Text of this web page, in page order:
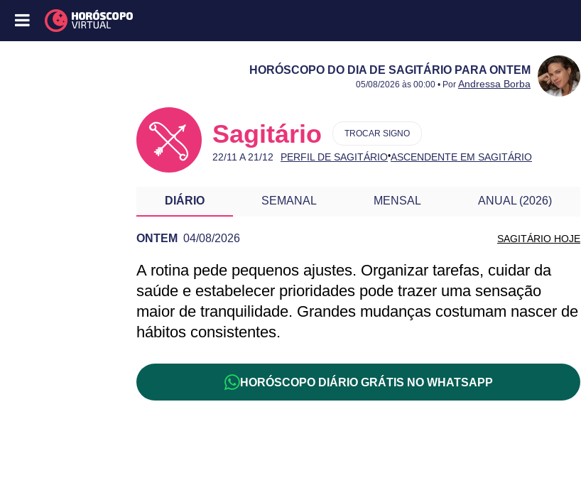
HORÓSCOPO DO DIA DE SAGITÁRIO PARA ONTEM
Publicado:
04/08/2026
Atualizado:
04/08/2026
05/08/2026 às 00:00 • Por Andressa Borba
Sagitário
22/11 A 21/12 PERFIL DE SAGITÁRIO•ASCENDENTE EM SAGITÁRIO
TROCAR SIGNO
DIÁRIO SEMANAL MENSAL ANUAL (2026)
ONTEM 04/08/2026 SAGITÁRIO HOJE
PREVISÃO DE SAGITÁRIO PARA ONTEM
A rotina pede pequenos ajustes. Organizar tarefas, cuidar da
saúde e estabelecer prioridades pode trazer uma sensação
maior de tranquilidade. Grandes mudanças costumam nascer de
hábitos consistentes.
HORÓSCOPO DIÁRIO GRÁTIS NO WHATSAPP